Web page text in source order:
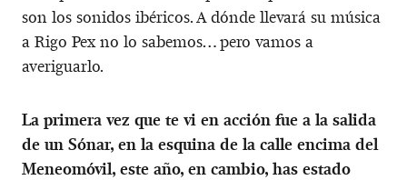
son los sonidos ibéricos. A dónde llevará su música
a Rigo Pex no lo sabemos… pero vamos a
averiguarlo.
La primera vez que te vi en acción fue a la salida
de un Sónar, en la esquina de la calle encima del
Meneomóvil, este año, en cambio, has estado